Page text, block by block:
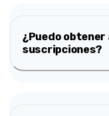
¿Puedo
suscripciones?